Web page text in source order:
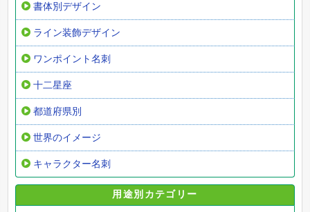
書体別デザイン
ライン装飾デザイン
ワンポイント名刺
十二星座
都道府県別
世界のイメージ
キャラクター名刺
用途別カテゴリー